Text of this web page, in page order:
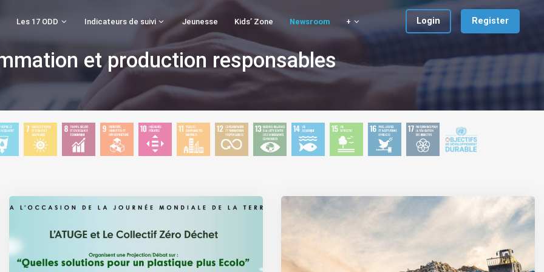
Les 17 ODD Indicateurs de suivi Jeunesse Kids’ Zone Newsroom + Login Register
et production responsables
6
ODD 7
–
Energie
Coût
ODD 8
–
Travail
croissance
ODD 9
–
Industrie,
Infrastructure
ODD
10 –
Inégalités
ODD
11 –
Ville et
ODD
12 –
Consommation
Responsable
ODD
13 –
Mesures
Lutte
Climatiques
ODD
14 –
Vie
ODD
15 –
Vie
ODD
16 –
Paix,
Institutions
Efficaces
ODD
17 –
Partenariats
des
Objectifs
Les 17
ODD